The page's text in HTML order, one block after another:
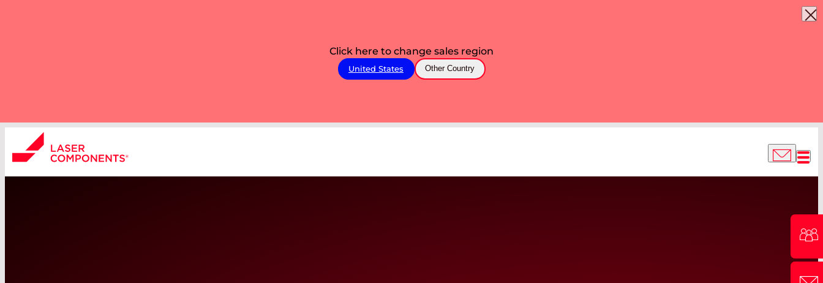
Click here to change sales region
United States Other Country